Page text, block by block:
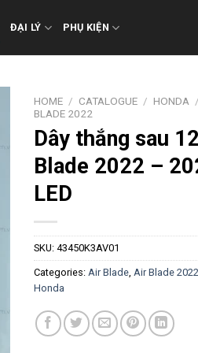
ĐẠI LÝ PHỤ KIỆN
HOME / CATALOGUE / HONDA
BLADE 2022
Dây thắng sau
Blade 2022 –
LED
SKU: 43450K3AV01
Categories: Air Blade Air Blade 2022
Honda